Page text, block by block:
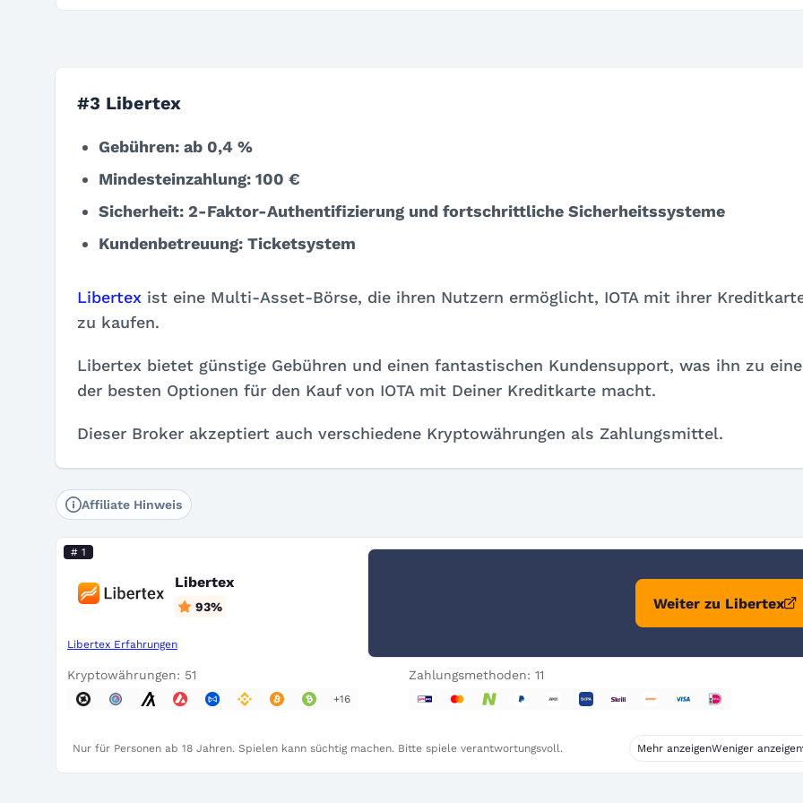
#3 Libertex
Gebühren: ab 0,4 %
Mindesteinzahlung: 100 €
Sicherheit: 2-Faktor-Authentifizierung und fortschrittliche Sicherheitssysteme
Kundenbetreuung: Ticketsystem
Libertex ist eine Multi-Asset-Börse, die ihren Nutzern ermöglicht, IOTA mit ihrer
zu kaufen.
Libertex bietet günstige Gebühren und einen fantastischen Kundensupport, was ihn zu
der besten Optionen für den Kauf von IOTA mit Deiner Kreditkarte macht.
Dieser Broker akzeptiert auch verschiedene Kryptowährungen als Zahlungsmittel.
Affiliate Hinweis
# 1
Libertex
93%
Libertex Erfahrungen
Weiter zu Libertex
Kryptowährungen: 51
+16
Zahlungsmethoden: 11
Nur für Personen ab 18 Jahren. Spielen kann süchtig machen. Bitte spiele verantwortungsvoll. Mehr anzeigenWeniger anzeigen